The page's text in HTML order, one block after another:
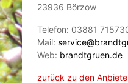
23936 Börzow
Telefon: 03881
Mail:
Web: brandtgruen.de
zurück zu den